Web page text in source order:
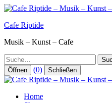
Zum
springen
Cafe Riptide
Musik – Kunst – Cafe
Suche
Öffnen (0) Schließen
Home